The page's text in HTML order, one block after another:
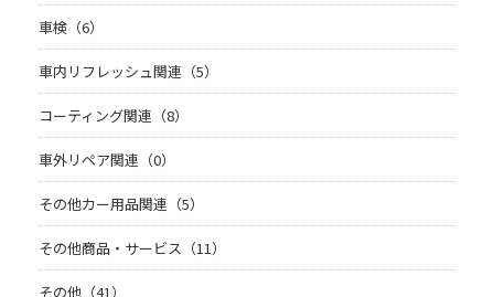
車検（6）
車内リフレッシュ関連（5）
コーティング関連（8）
車外リペア関連（0）
その他カー用品関連（5）
その他商品・サービス（11）
その他（41）